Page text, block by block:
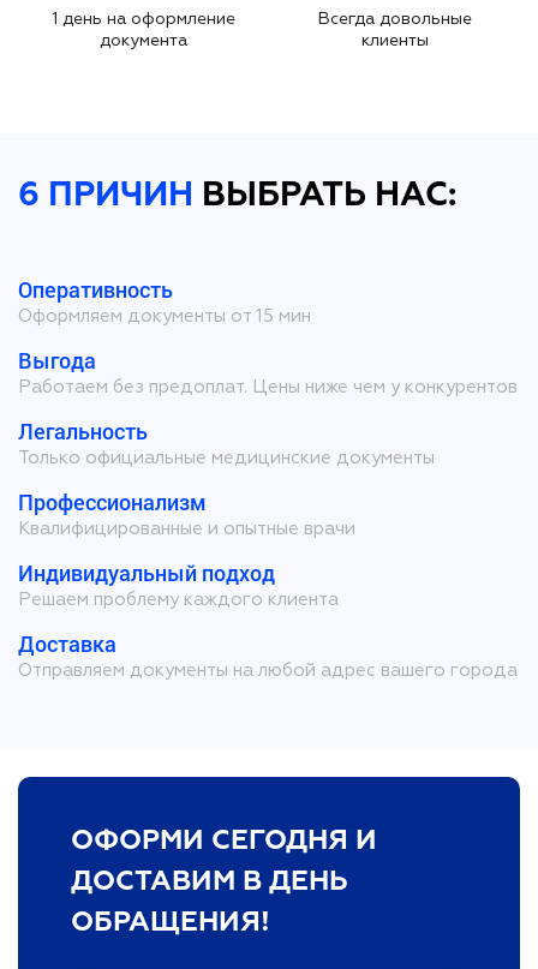
1 день на оформление
документа
Всегда довольные
клиенты
6 ПРИЧИН ВЫБРАТЬ НАС:
Оперативность
Оформляем документы от 15 мин
Выгода
Работаем без предоплат. Цены ниже чем у конкурентов
Легальность
Только официальные медицинские документы
Профессионализм
Квалифицированные и опытные врачи
Индивидуальный подход
Решаем проблему каждого клиента
Доставка
Отправляем документы на любой адрес вашего города
ОФОРМИ СЕГОДНЯ И
ДОСТАВИМ В ДЕНЬ
ОБРАЩЕНИЯ!